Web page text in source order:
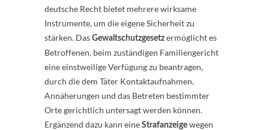
deutsche Recht bietet mehrere wirksame
Instrumente, um die eigene Sicherheit zu
stärken. Das Gewaltschutzgesetz ermöglicht es
Betroffenen, beim zuständigen Familiengericht
eine einstweilige Verfügung zu beantragen,
durch die dem Täter Kontaktaufnahmen,
Annäherungen und das Betreten bestimmter
Orte gerichtlich untersagt werden können.
Ergänzend dazu kann eine Strafanzeige wegen